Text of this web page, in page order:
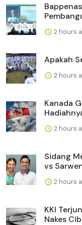
2 hours
Apakah
2 hours
Kanada
2 hours
Sidang
vs
2 hours
KKI
Nakes